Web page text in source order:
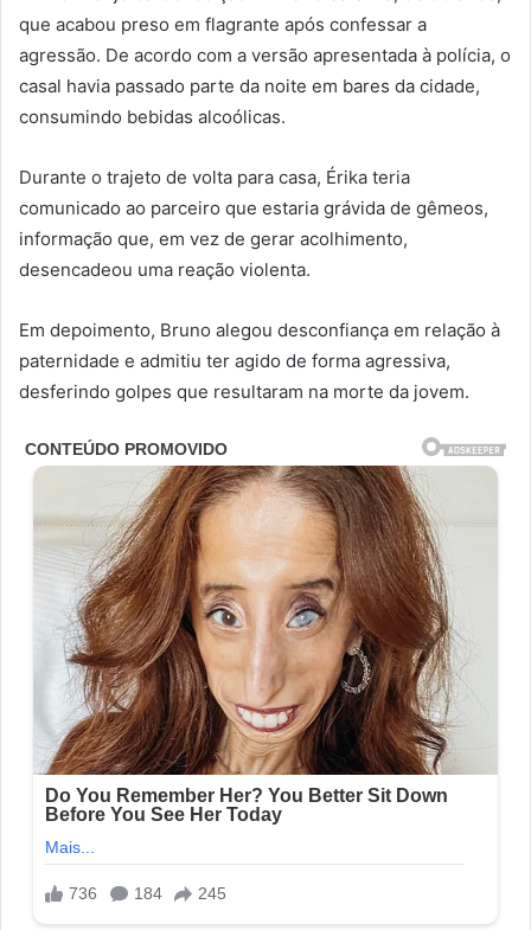
que acabou preso em flagrante após confessar a
agressão. De acordo com a versão apresentada à polícia, o
casal havia passado parte da noite em bares da cidade,
consumindo bebidas alcoólicas.
Durante o trajeto de volta para casa, Érika teria
comunicado ao parceiro que estaria grávida de gêmeos,
informação que, em vez de gerar acolhimento,
desencadeou uma reação violenta.
Em depoimento, Bruno alegou desconfiança em relação à
paternidade e admitiu ter agido de forma agressiva,
desferindo golpes que resultaram na morte da jovem.